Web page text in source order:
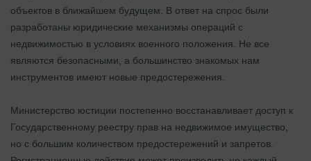
объектов в ближайшем будущем. В ответ на спрос были
разработаны юридические механизмы операций с
недвижимостью в условиях военного положения. Не все
являются безопасными, а большинство знакомых нам
инструментов имеют новые предостережения.
Министерство юстиции постепенно восстанавливает доступ к
Государственному реестру прав на недвижимое имущество,
но с большим количеством предостережений и запретов.